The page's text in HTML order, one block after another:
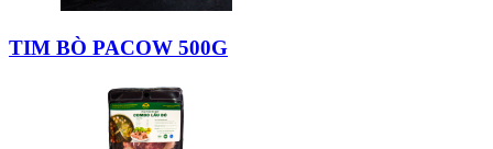
TIM BÒ PACOW 500G